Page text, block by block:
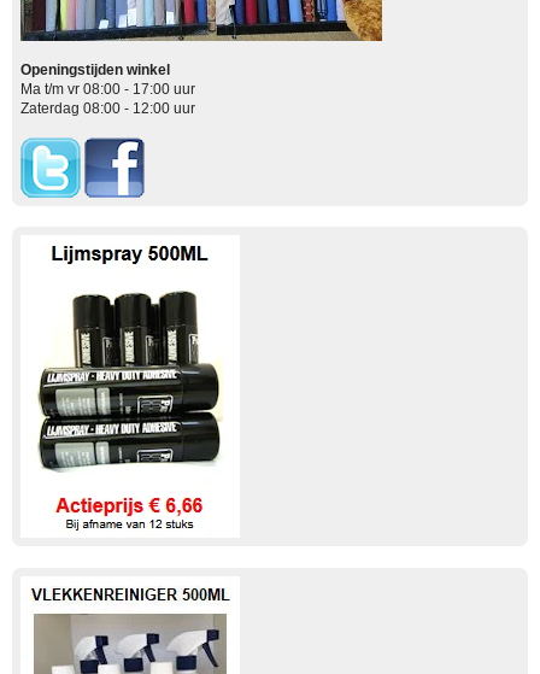
Openingstijden winkel
Ma t/m vr 08:00 - 17:00 uur
Zaterdag 08:00 - 12:00 uur